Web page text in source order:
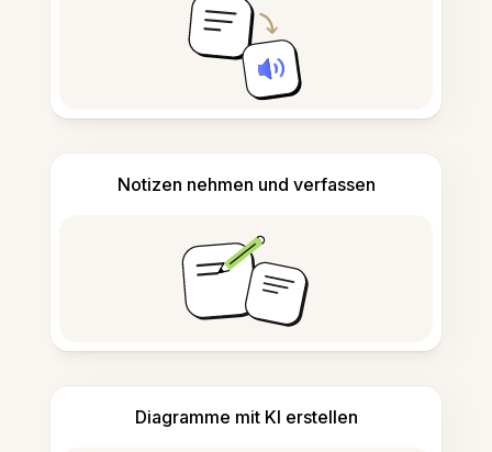
Notizen nehmen und verfassen
Diagramme mit KI erstellen